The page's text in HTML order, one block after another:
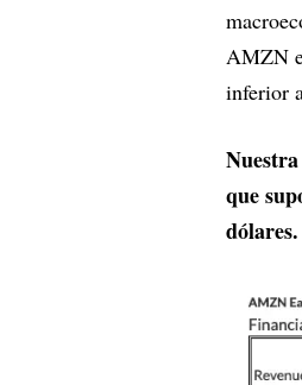
AMZN
inferior
que
dólares.